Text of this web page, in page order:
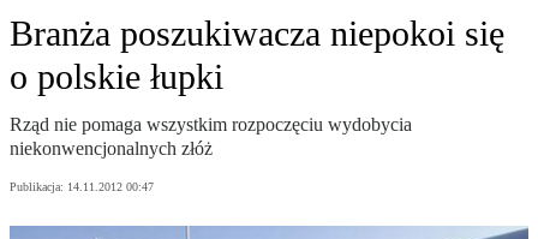
Branża poszukiwacza niepokoi się
o polskie łupki
Rząd nie pomaga wszystkim rozpoczęciu wydobycia
niekonwencjonalnych złóż
Publikacja: 14.11.2012 00:47